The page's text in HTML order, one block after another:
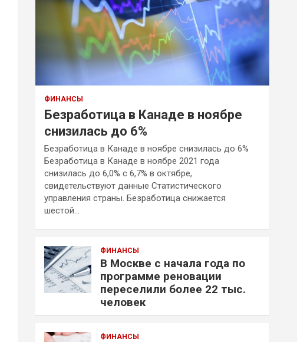
ФИНАНСЫ
Безработица в Канаде в ноябре
снизилась до 6%
Безработица в Канаде в ноябре снизилась до 6%
Безработица в Канаде в ноябре 2021 года
снизилась до 6,0% с 6,7% в октябре,
свидетельствуют данные Статистического
управления страны. Безработица снижается
шестой…
ФИНАНСЫ
В Москве с начала года по
программе реновации
переселили более 22 тыс.
человек
ФИНАНСЫ